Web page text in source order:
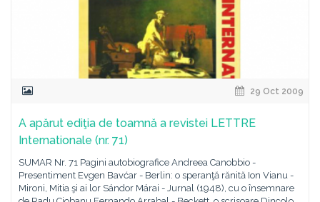
29 Oct 2009
A apărut ediţia de toamnă a revistei LETTRE
Internationale (nr. 71)
SUMAR Nr. 71 Pagini autobiografice Andreea Canobbio -
Presentiment Evgen Bavćar - Berlin: o speranţă rănită Ion Vianu -
Mironi, Mitia şi ai lor Sándor Márai - Jurnal (1948), cu o însemnare